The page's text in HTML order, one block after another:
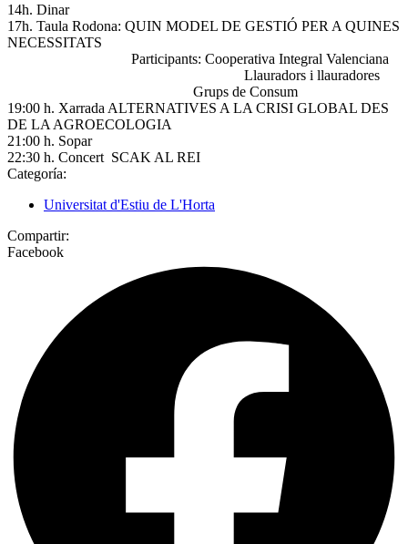
14h. Dinar
17h. Taula Rodona: QUIN MODEL DE GESTIÓ PER A QUINES
NECESSITATS
Participants: Cooperativa Integral Valenciana
Llauradors i llauradores
Grups de Consum
19:00 h. Xarrada ALTERNATIVES A LA CRISI GLOBAL DES
DE LA AGROECOLOGIA
21:00 h. Sopar
22:30 h. Concert SCAK AL REI
Categoría:
Universitat d'Estiu de L'Horta
Compartir:
Facebook